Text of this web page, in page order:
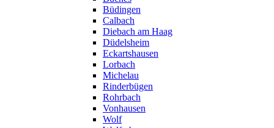
Büdingen
Calbach
Diebach am Haag
Düdelsheim
Eckartshausen
Lorbach
Michelau
Rinderbügen
Rohrbach
Vonhausen
Wolf